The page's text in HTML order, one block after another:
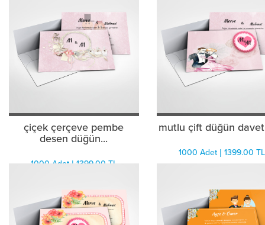
çiçek çerçeve pembe
desen düğün...
1000 Adet | 1399.00 TL
mutlu çift düğün
1000 Adet | 1399.00 TL